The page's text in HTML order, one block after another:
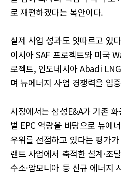
로 재편하겠다는 복안이다.
실제 사업 성과도 잇따르고 있
이시아 SAF 프로젝트와 미국
로젝트, 인도네시아 Abadi
며 뉴에너지 사업 경쟁력을 입
시장에서는 삼성E&A가 기존
벌 EPC 역량을 바탕으로 뉴에
우위를 선점하고 있다는 평가
랜트 사업에서 축적한 설계·조
수소·암모니아 등 신규 에너지